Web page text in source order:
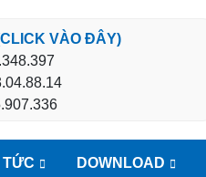
VÀO ĐÂY)
TỨC DOWNLOAD